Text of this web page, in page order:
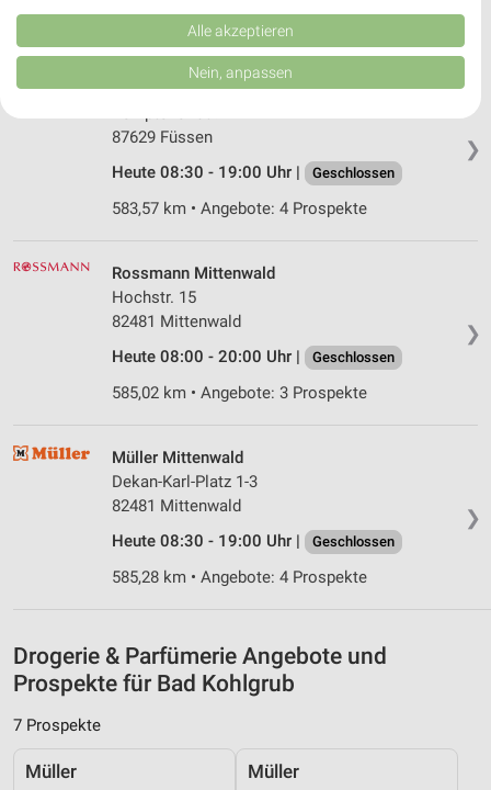
583,22 km • Angebote: 3 Prospekte
❯
Müller Füssen
87629 Füssen
Heute 08:30 - 19:00 Uhr |
Geschlossen
583,57 km • Angebote: 4 Prospekte
❯
Rossmann Mittenwald
Hochstr. 15
82481 Mittenwald
Heute 08:00 - 20:00 Uhr |
Geschlossen
585,02 km • Angebote: 3 Prospekte
❯
Müller Mittenwald
Dekan-Karl-Platz 1-3
82481 Mittenwald
Heute 08:30 - 19:00 Uhr |
Geschlossen
585,28 km • Angebote: 4 Prospekte
Drogerie & Parfümerie Angebote und
Prospekte für Bad Kohlgrub
7 Prospekte
Müller Müller
Kombinationen von Daten aus verschiedenen Quellen. Entwicklung und
Verbesserung der Angebote. Verwendung reduzierter Daten zur Auswahl
von Inhalten.
Daten können außerhalb der Europäischen Union weitergegeben und in die
USA gesendet werden.
Website/App.
Wir nutzen Ihre Daten für folgende Zwecke:
IAB-Verarbeitungszwecke:
auf einem Endgerät
Verwendung reduzierter Daten zur Auswahl von
Werbeanzeigen
Erstellung von Profilen für personalisierte
personalisierter Werbung
Erstellung von Profilen zur Personalisierung
von Inhalten
personalisierter Inhalte
Messung der Performance von Inhalten
Kombinationen von Daten aus verschiedenen
Alle akzeptieren
Nein, anpassen